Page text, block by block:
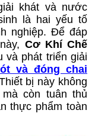
khát và nước
là hai yếu tố
nghiệp. Để đáp
Cơ Khí Chế
và phát triển giải
và đóng chai
bị này không
còn tuân thủ
thực phẩm toàn